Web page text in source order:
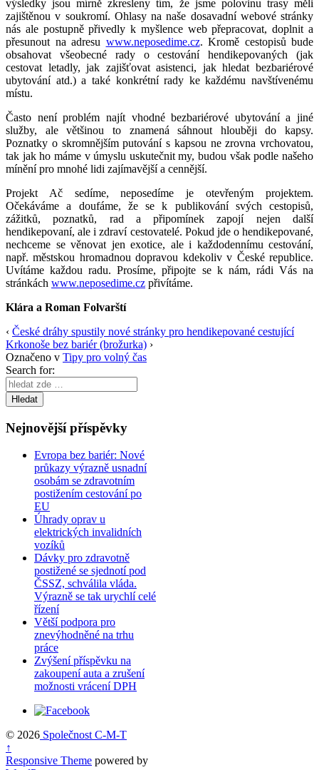
výsledky jsou mírně zkresleny tím, že jsme polovinu trasy měli
zajištěnou v soukromí. Ohlasy na naše dosavadní webové stránky
nás ale postupně přivedly k myšlence web přepracovat, doplnit a
přesunout na adresu www.neposedime.cz. Kromě cestopisů bude
obsahovat všeobecné rady o cestování hendikepovaných (jak
cestovat letadly, jak zajišťovat asistenci, jak hledat bezbariérové
ubytování atd.) a také konkrétní rady ke každému navštívenému
místu.
Často není problém najít vhodné bezbariérové ubytování a jiné
služby, ale většinou to znamená sáhnout hlouběji do kapsy.
Poznatky o skromnějším putování s kapsou ne zrovna vrchovatou,
tak jak ho máme v úmyslu uskutečnit my, budou však podle našeho
mínění pro mnohé lidi zajímavější a cennější.
Projekt Ač sedíme, neposedíme je otevřeným projektem.
Očekáváme a doufáme, že se k publikování svých cestopisů,
zážitků, poznatků, rad a připomínek zapojí nejen další
hendikepovaní, ale i zdraví cestovatelé. Pokud jde o hendikepované,
nechceme se věnovat jen exotice, ale i každodennímu cestování,
např. městskou hromadnou dopravou kdekoliv v České republice.
Uvítáme každou radu. Prosíme, připojte se k nám, rádi Vás na
stránkách www.neposedime.cz přivítáme.
Klára a Roman Folvarští
‹ České dráhy spustily nové stránky pro hendikepované cestující
Krkonoše bez bariér (brožurka) ›
Označeno v Tipy pro volný čas
Search for:
Nejnovější příspěvky
Evropa bez bariér: Nové
průkazy výrazně usnadní
osobám se zdravotním
postižením cestování po
EU
Úhrady oprav u
elektrických invalidních
vozíků
Dávky pro zdravotně
postižené se sjednotí pod
ČSSZ, schválila vláda.
Výrazně se tak urychlí celé
řízení
Větší podpora pro
znevýhodněné na trhu
práce
Zvýšení příspěvku na
zakoupení auta a zrušení
možnosti vrácení DPH
© 2026 Společnost C-M-T
↑
Responsive Theme powered by